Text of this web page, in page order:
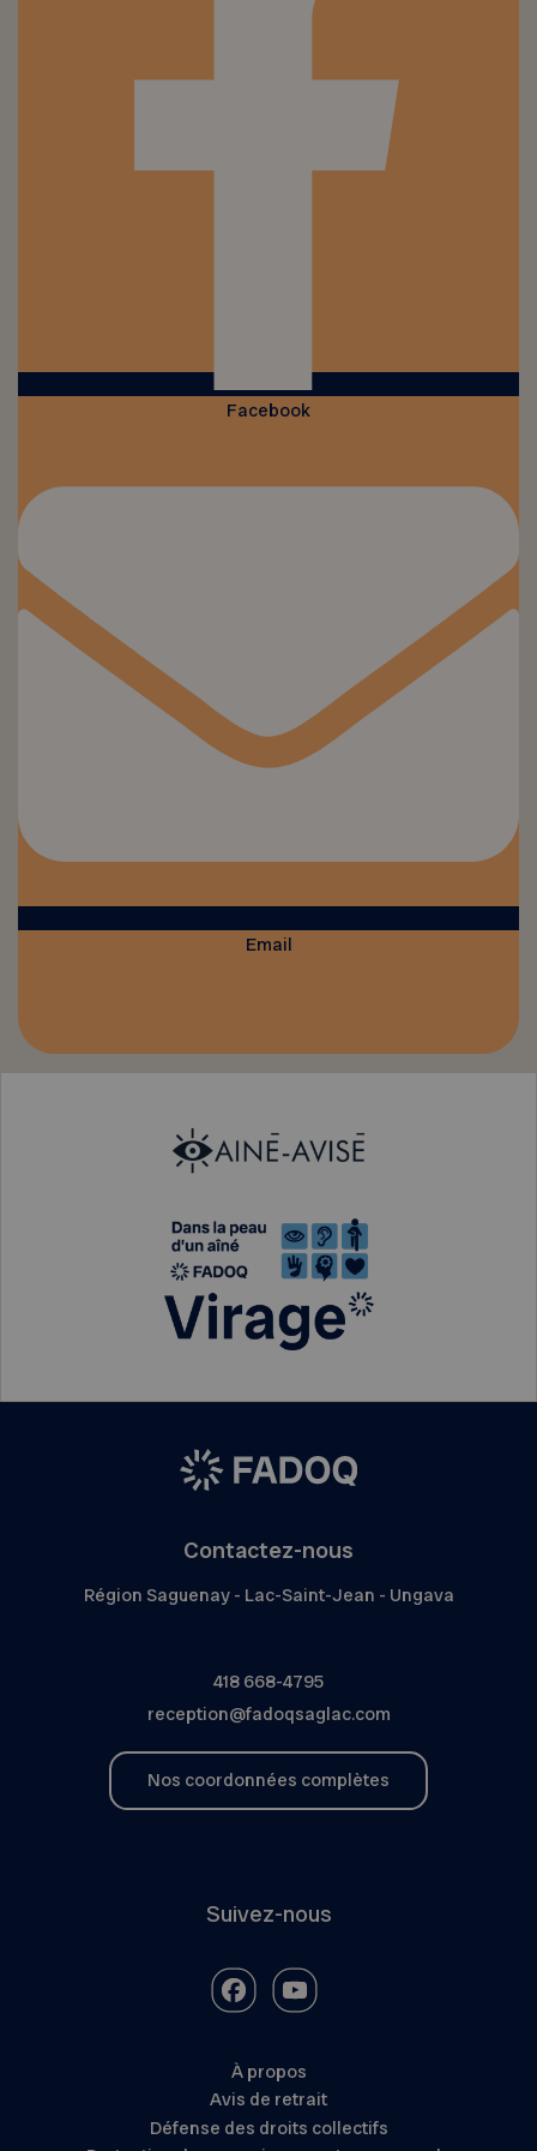
Facebook
Email
Contactez-nous
Région Saguenay - Lac-Saint-Jean - Ungava
418 668-4795
reception@fadoqsaglac.com
Nos coordonnées complètes
Suivez-nous
À propos
Avis de retrait
Défense des droits collectifs